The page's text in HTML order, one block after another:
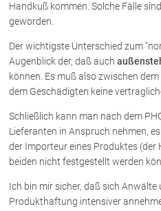
Download
Die Österreichischen Rechtsanwälte
Anwälte
Dr. Stefan Müller
Dr. Petra Piccolruaz
Mag. Patrick Piccolruaz
Dr. Roland Piccolruaz †
Handkuß kommen. Solche Fälle
geworden.
Der wichtigste Unterschied zum
Augenblick der, daß auch
können. Es muß also zwischen
dem Geschädigten keine
Schließlich kann man nach dem
Lieferanten in Anspruch nehmen,
der Importeur eines Produktes (der
beiden nicht festgestellt werden
Ich bin mir sicher, daß sich Anwälte
Produkthaftung intensiver